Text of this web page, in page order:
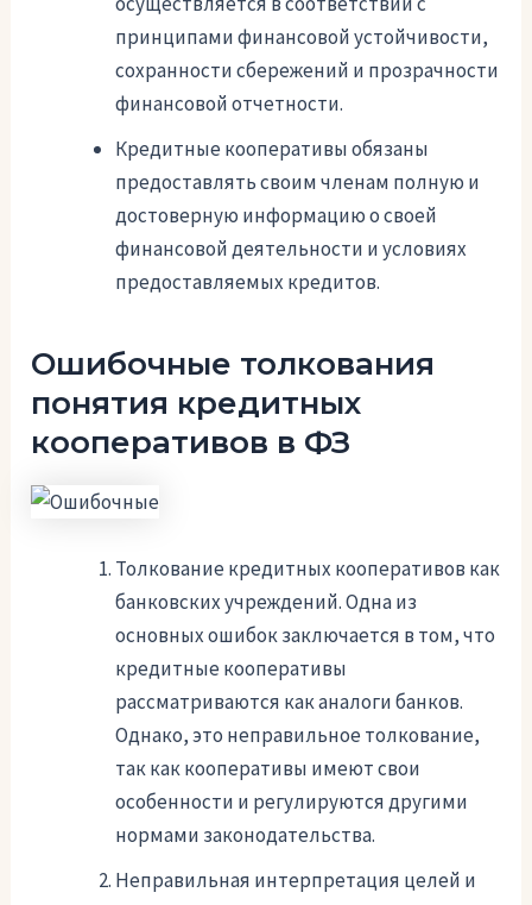
принципами финансовой устойчивости,
сохранности сбережений и прозрачности
финансовой отчетности.
Кредитные кооперативы обязаны
предоставлять своим членам полную и
достоверную информацию о своей
финансовой деятельности и условиях
предоставляемых кредитов.
Ошибочные толкования
понятия кредитных
кооперативов в ФЗ
Толкование кредитных кооперативов как
банковских учреждений. Одна из
основных ошибок заключается в том, что
кредитные кооперативы
рассматриваются как аналоги банков.
Однако, это неправильное толкование,
так как кооперативы имеют свои
особенности и регулируются другими
нормами законодательства.
Неправильная интерпретация целей и